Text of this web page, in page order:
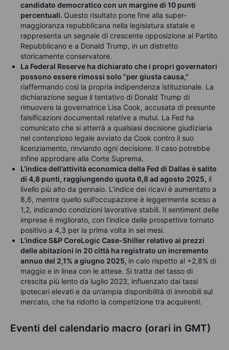
candidato democratico con un margine di 10 punti
percentuali. Questo risultato pone fine alla super-
maggioranza repubblicana nella legislatura statale e
rappresenta un segnale di crescente opposizione al Partito
Repubblicano e a Donald Trump, in un distretto
storicamente conservatore.
La Federal Reserve ha dichiarato che i propri governatori
possono essere rimossi solo "per giusta causa,"
riaffermando così la propria indipendenza istituzionale. La
dichiarazione segue il tentativo di Donald Trump di
rimuovere la governatrice Lisa Cook, accusata di presunte
falsificazioni documentali relative a mutui. La Fed ha
comunicato che si atterrà a qualsiasi decisione giudiziaria
nel contenzioso legale avviato da Cook contro il suo
licenziamento, rinviando ogni decisione. Il caso potrebbe
infine approdare alla Corte Suprema.
L’indice dell’attività economica della Fed di Dallas è salito
di 4,8 punti, raggiungendo quota 6,8 ad agosto 2025, il
livello più alto da gennaio. L’indice dei ricavi è aumentato a
8,6, mentre quello sull’occupazione è leggermente sceso a
1,2, indicando condizioni lavorative stabili. Il sentiment delle
imprese è migliorato, con l’indice delle prospettive tornato
positivo a 4,3 per la prima volta in sei mesi.
L’indice S&P CoreLogic Case-Shiller relativo ai prezzi
delle abitazioni in 20 città ha registrato un incremento
annuo del 2,1% a giugno 2025, in calo rispetto al +2,8% di
maggio e in linea con le attese. Si tratta del tasso di
crescita più lento da luglio 2023, influenzato dai tassi
ipotecari elevati e da un’ampia disponibilità di immobili sul
mercato, che ha ridotto la competizione tra acquirenti.
Eventi del calendario macro (orari in GMT)